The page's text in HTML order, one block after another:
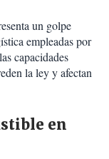
un golpe
empleadas por
capacidades
la ley y afectan
en